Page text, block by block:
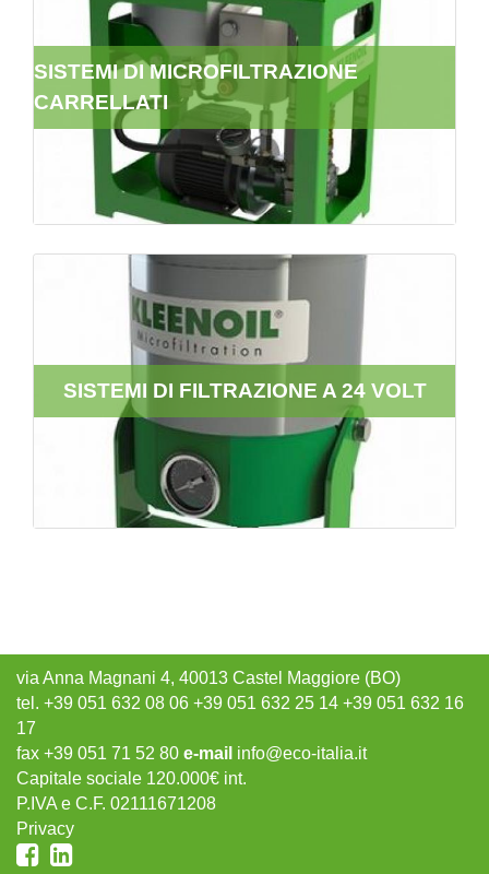
SISTEMI DI MICROFILTRAZIONE
CARRELLATI
SISTEMI DI FILTRAZIONE A 24 VOLT
via Anna Magnani 4, 40013 Castel Maggiore (BO)
tel. +39 051 632 08 06 +39 051 632 25 14 +39 051 632 16
17
fax +39 051 71 52 80 e-mail info@eco-italia.it
Capitale sociale 120.000€ int.
P.IVA e C.F. 02111671208
Privacy